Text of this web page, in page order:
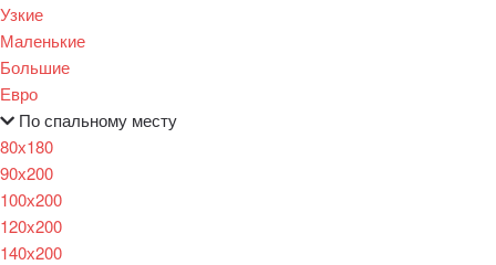
Узкие
Маленькие
Большие
Евро
По спальному месту
80х180
90х200
100х200
120x200
140х200